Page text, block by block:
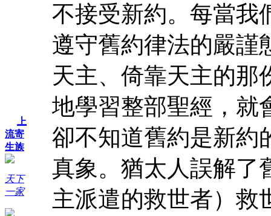
上
流寄
生族
天下
一家
不接受新約。每當我
遵守舊約律法的嚴謹
天主、倚靠天主的那
地學習整部聖經，就
卻不知道舊約是新約
真象。猶太人誤解了
主派遣的救世者）救